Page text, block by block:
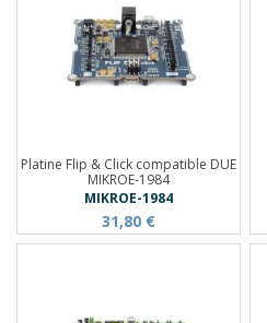
Platine Flip & Click compatible DUE
MIKROE-1984
MIKROE-1984
31,80 €